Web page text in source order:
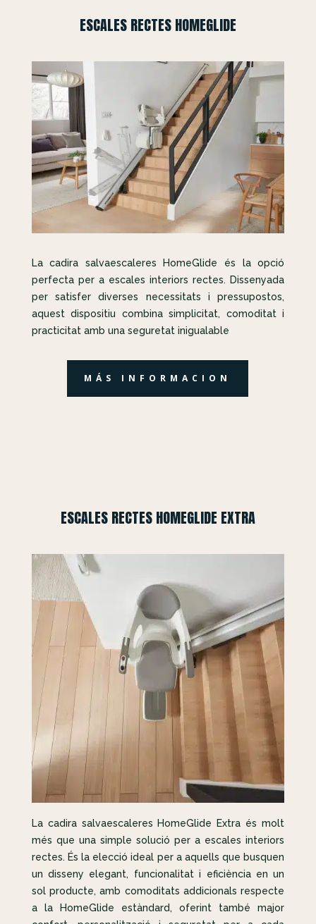
ESCALES RECTES HOMEGLIDE
La cadira salvaescaleres HomeGlide és la opció
perfecta per a escales interiors rectes. Dissenyada
per satisfer diverses necessitats i pressupostos,
aquest dispositiu combina simplicitat, comoditat i
practicitat amb una seguretat inigualable
MÁS INFORMACION
ESCALES RECTES HOMEGLIDE EXTRA
La cadira salvaescaleres HomeGlide Extra és molt
més que una simple solució per a escales interiors
rectes. És la elecció ideal per a aquells que busquen
un disseny elegant, funcionalitat i eficiència en un
sol producte, amb comoditats addicionals respecte
a la HomeGlide estàndard, oferint també major